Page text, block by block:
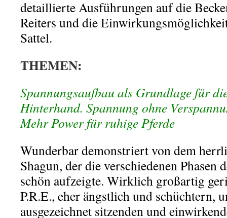
detaillierte Ausführungen auf die
Reiters und die
Sattel.
THEMEN:
Spannungsaufbau als Grundlage für
Hinterhand. Spannung ohne
Mehr Power für ruhige Pferde
Wunderbar demonstriert von dem
Shagun, der die verschiedenen Phasen
schön aufzeigte. Wirklich großartig
P.R.E., eher ängstlich und schüchtern,
ausgezeichnet sitzenden und